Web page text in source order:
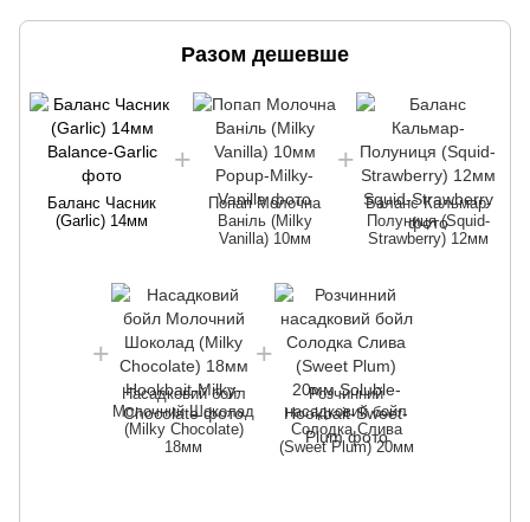
Разом дешевше
Баланс Часник
(Garlic) 14мм
Попап Молочна
Ваніль (Milky
Vanilla) 10мм
Баланс Кальмар-
Полуниця (Squid-
Strawberry) 12мм
Насадковий бойл
Молочний Шоколад
(Milky Chocolate)
18мм
Розчинний
насадковий бойл
Солодка Слива
(Sweet Plum) 20мм